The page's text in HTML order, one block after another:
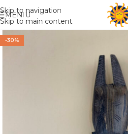
Skip to navigation
Skip to main content
Nemokamas pristatymas į
MENIU
-30%